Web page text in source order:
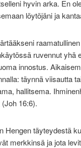
hyvin arka. En
löytöjäni ja
ruvennut yhä
innostus.
täynnä viisautta
hallitsema.
(Joh 16:6).
Hengen täyteydestä
merkkinsä ja jota